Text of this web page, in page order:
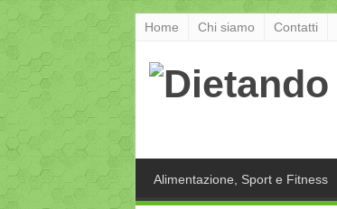
Home Chi siamo Contatti
Alimentazione, Sport e Fitness